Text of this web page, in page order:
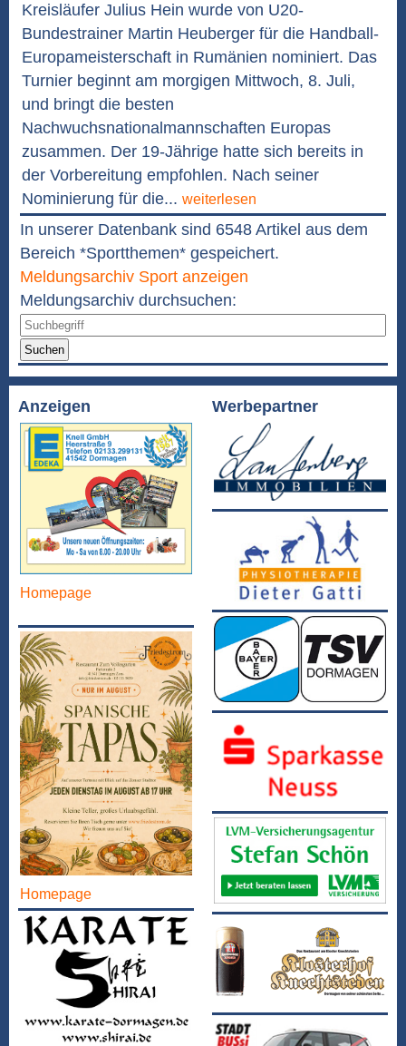
Kreisläufer Julius Hein wurde von U20-
Bundestrainer Martin Heuberger für die Handball-
Europameisterschaft in Rumänien nominiert. Das
Turnier beginnt am morgigen Mittwoch, 8. Juli,
und bringt die besten
Nachwuchsnationalmannschaften Europas
zusammen. Der 19-Jährige hatte sich bereits in
der Vorbereitung empfohlen. Nach seiner
Nominierung für die... weiterlesen
In unserer Datenbank sind 6548 Artikel aus dem
Bereich *Sportthemen* gespeichert.
Meldungsarchiv Sport anzeigen
Meldungsarchiv durchsuchen:
Suchen
Anzeigen
Homepage
Homepage
Werbepartner